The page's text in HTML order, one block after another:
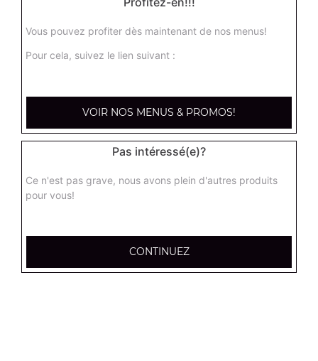
Nos Salades
+
Nos Tex Mex
Vous pouvez profiter dès maintenant de nos menus!
Pour cela, suivez le lien suivant :
VOIR NOS MENUS & PROMOS!
Pas intéressé(e)?
Ce n'est pas grave, nous avons plein d'autres produits
pour vous!
CONTINUEZ